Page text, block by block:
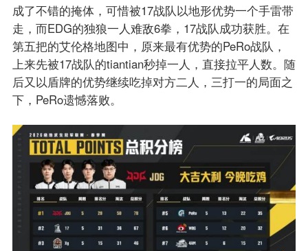
成了不错的掩体，可惜被17战队以地形优势一个手雷带
走，而EDG的独狼一人难敌6拳，17战队成功获胜。在
第五把的艾伦格地图中，原来最有优势的PeRo战队，
上来先被17战队的tiantian秒掉一人，直接拉平人数。随
后又以盾牌的优势继续吃掉对方二人，三打一的局面之
下，PeRo遗憾落败。